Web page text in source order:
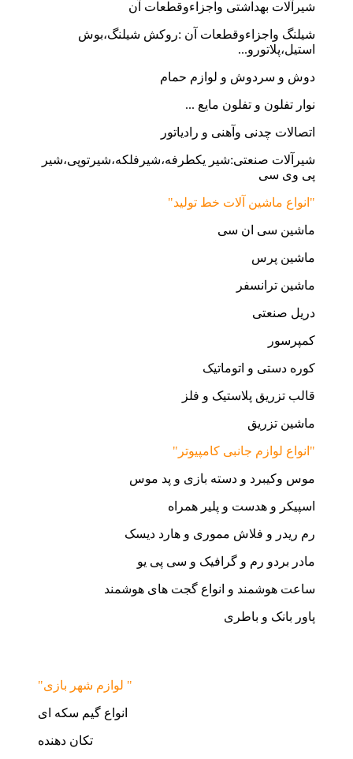
شیرآلات بهداشتی واجزاءوقطعات آن
شیلنگ واجزاءوقطعات آن :روکش شیلنگ،بوش
استیل،پلاتورو...
دوش و سردوش و لوازم حمام
نوار تفلون و تفلون مایع ...
اتصالات چدنی وآهنی و رادیاتور
شیرآلات صنعتی:شیر یکطرفه،شیرفلکه،شیرتوپی،شیر
پی وی سی
"انواع ماشین آلات خط تولید"
ماشین سی ان سی
ماشین پرس
ماشین ترانسفر
دریل صنعتی
کمپرسور
کوره دستی و اتوماتیک
قالب تزریق پلاستیک و فلز
ماشین تزریق
"انواع لوازم جانبی کامپیوتر"
موس وکیبرد و دسته بازی و پد موس
اسپیکر و هدست و پلیر همراه
رم ریدر و فلاش مموری و هارد دیسک
مادر بردو رم و گرافیک و سی پی یو
ساعت هوشمند و انواع گجت های هوشمند
پاور بانک و باطری
"لوازم شهر بازی "
انواع گیم سکه ای
تکان دهنده